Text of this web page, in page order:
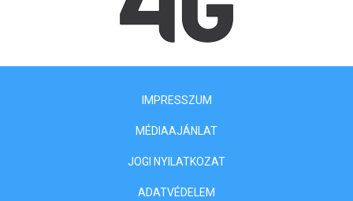
IMPRESSZUM
MÉDIAAJÁNLAT
JOGI NYILATKOZAT
ADATVÉDELEM